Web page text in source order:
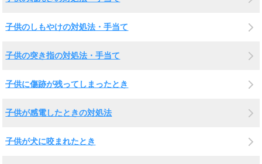
子供のしもやけの対処法・手当て
子供の突き指の対処法・手当て
子供に傷跡が残ってしまったとき
子供が感電したときの対処法
子供が犬に咬まれたとき